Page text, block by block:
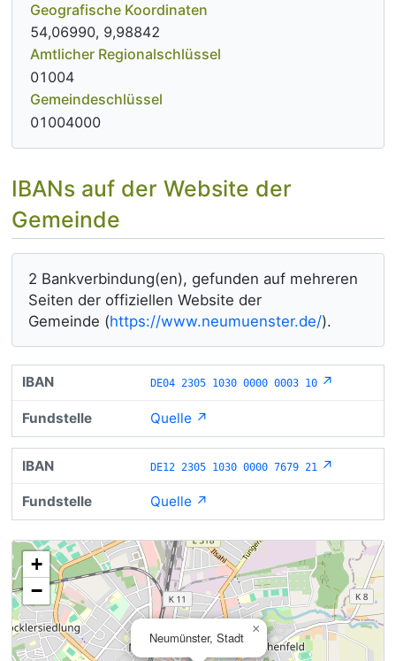
Geografische Koordinaten
54,06990, 9,98842
Amtlicher Regionalschlüssel
01004
Gemeindeschlüssel
01004000
IBANs auf der Website der
Gemeinde
2 Bankverbindung(en), gefunden auf mehreren
Seiten der offiziellen Website der
Gemeinde (https://www.neumuenster.de/).
DE04 2305 1030 0000 0003 10↗
Quelle ↗
DE12 2305 1030 0000 7679 21 ↗
Quelle ↗
Neumünster, Stadt
×
+
−